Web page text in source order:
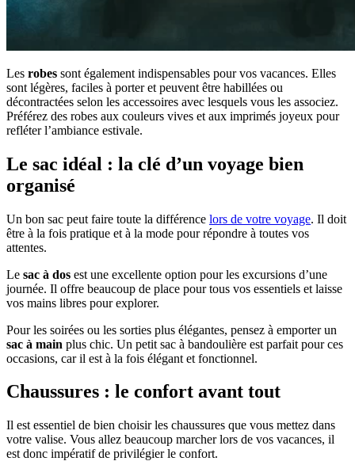
Les robes sont également indispensables pour vos vacances. Elles
sont légères, faciles à porter et peuvent être habillées ou
décontractées selon les accessoires avec lesquels vous les associez.
Préférez des robes aux couleurs vives et aux imprimés joyeux pour
refléter l’ambiance estivale.
Le sac idéal : la clé d’un voyage bien
organisé
Un bon sac peut faire toute la différence lors de votre voyage. Il doit
être à la fois pratique et à la mode pour répondre à toutes vos
attentes.
Le sac à dos est une excellente option pour les excursions d’une
journée. Il offre beaucoup de place pour tous vos essentiels et laisse
vos mains libres pour explorer.
Pour les soirées ou les sorties plus élégantes, pensez à emporter un
sac à main plus chic. Un petit sac à bandoulière est parfait pour ces
occasions, car il est à la fois élégant et fonctionnel.
Chaussures : le confort avant tout
Il est essentiel de bien choisir les chaussures que vous mettez dans
votre valise. Vous allez beaucoup marcher lors de vos vacances, il
est donc impératif de privilégier le confort.